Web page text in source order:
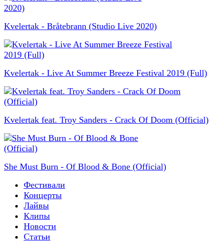
Kvelertak - Bråtebrann (Studio Live 2020)
Kvelertak - Live At Summer Breeze Festival 2019 (Full)
Kvelertak feat. Troy Sanders - Crack Of Doom (Official)
She Must Burn - Of Blood & Bone (Official)
Фестивали
Концерты
Лайвы
Клипы
Новости
Статьи